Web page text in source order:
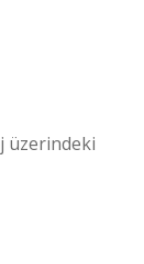
üzerindeki